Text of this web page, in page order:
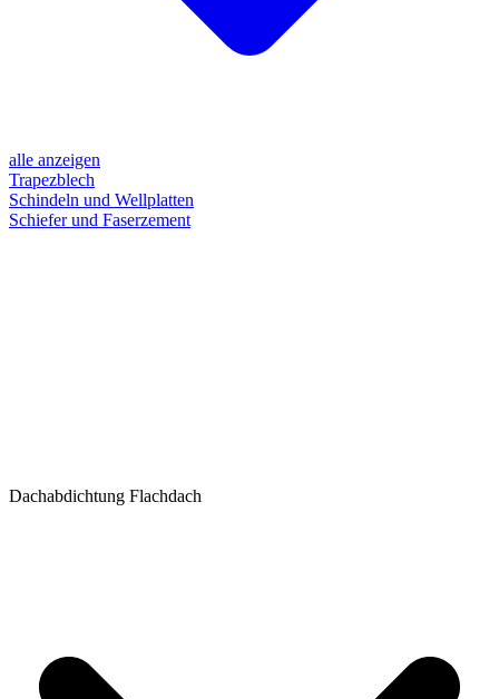
alle anzeigen
Trapezblech
Schindeln und Wellplatten
Schiefer und Faserzement
Dachabdichtung Flachdach